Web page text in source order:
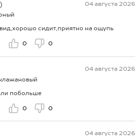
04 августа 2026
сидит,приятно на ощупь
0 0
04 августа 2026
побольше
0 0
04 августа 2026